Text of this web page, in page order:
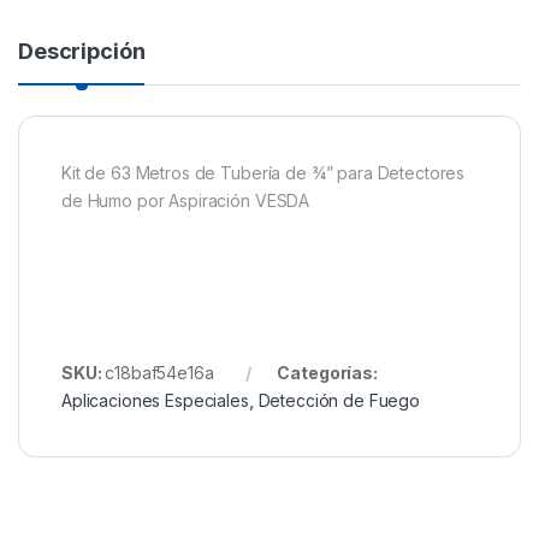
Descripción
Kit de 63 Metros de Tubería de ¾” para Detectores
de Humo por Aspiración VESDA
SKU:c18baf54e16a
Categorías:
Aplicaciones Especiales Detección de Fuego